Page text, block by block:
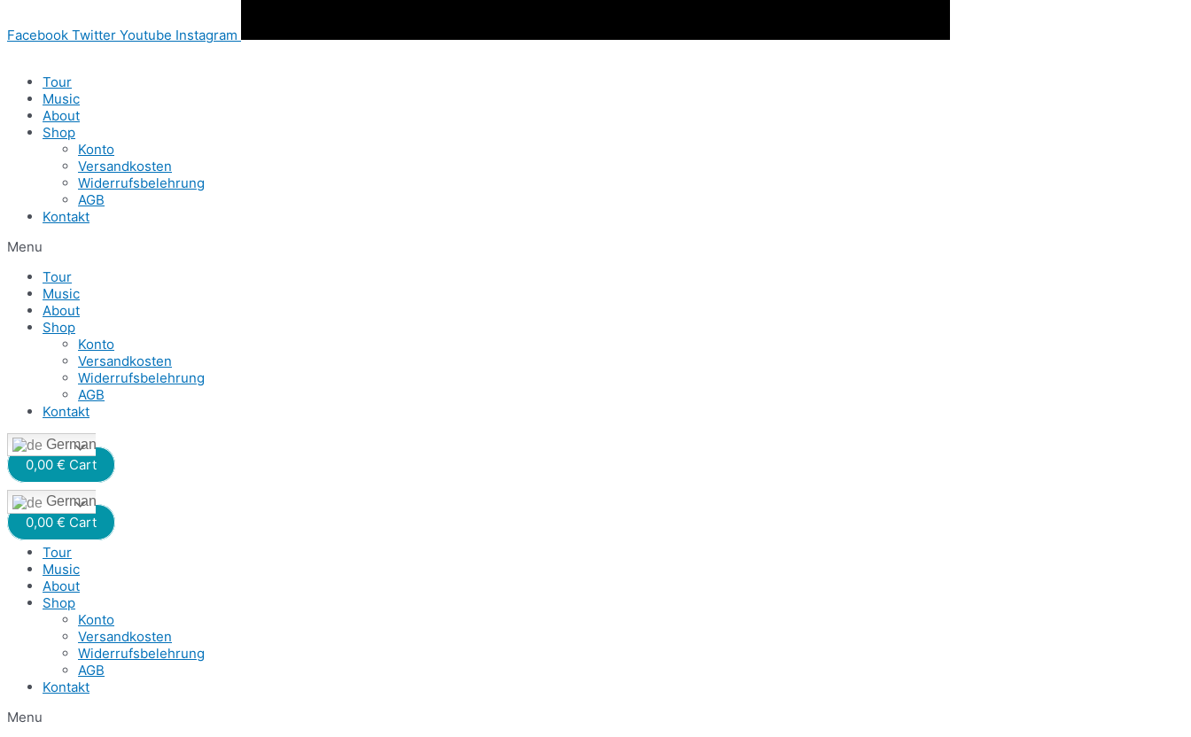
Facebook Twitter Youtube Instagram
Tour
Music
About
Shop
Konto
Versandkosten
Widerrufsbelehrung
AGB
Kontakt
Menu
Tour
Music
About
Shop
Konto
Versandkosten
Widerrufsbelehrung
AGB
Kontakt
German
0,00 € Cart
German
0,00 € Cart
Tour
Music
About
Shop
Konto
Versandkosten
Widerrufsbelehrung
AGB
Kontakt
Menu